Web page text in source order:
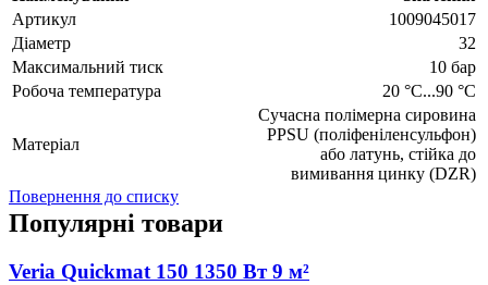
Артикул
1009045017
Діаметр
32
Максимальний тиск
10 бар
Робоча температура
20 °C...90 °C
Матеріал
Сучасна полімерна сировина
PPSU (поліфеніленсульфон)
або латунь, стійка до
вимивання цинку (DZR)
Повернення до списку
Популярні товари
Veria Quickmat 150 1350 Вт 9 м²